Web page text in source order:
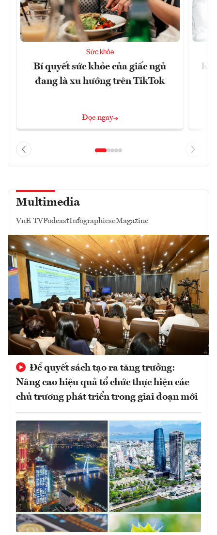
Sức khỏe
Bí quyết sức khỏe của giấc ngủ
đang là xu hướng trên TikTok
Đọc ngay
Multimedia
VnE TVPodcastInfographicseMagazine
Để quyết sách tạo ra tăng trưởng:
Nâng cao hiệu quả tổ chức thực hiện các
chủ trương phát triển trong giai đoạn mới